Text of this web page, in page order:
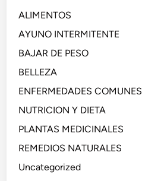
ALIMENTOS
AYUNO INTERMITENTE
BAJAR DE PESO
BELLEZA
ENFERMEDADES COMUNES
NUTRICION Y DIETA
PLANTAS MEDICINALES
REMEDIOS NATURALES
Uncategorized